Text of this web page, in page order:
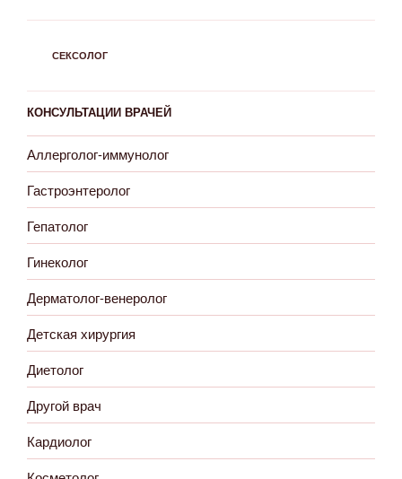
РУБРИКИ
СЕКСОЛОГ
КОНСУЛЬТАЦИИ ВРАЧЕЙ
Аллерголог-иммунолог
Гастроэнтеролог
Гепатолог
Гинеколог
Дерматолог-венеролог
Детская хирургия
Диетолог
Другой врач
Кардиолог